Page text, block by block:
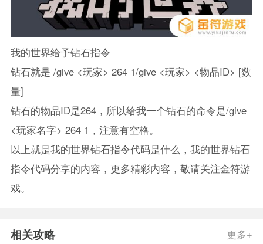
我的世界给予钻石指令
钻石就是 /give <玩家> 264 1/give <玩家> <物品ID> [数
量]
钻石的物品ID是264，所以给我一个钻石的命令是/give
<玩家名字> 264 1，注意有空格。
以上就是我的世界钻石指令代码是什么，我的世界钻石
指令代码分享的内容，更多精彩内容，敬请关注金符游
戏。
相关攻略 更多+